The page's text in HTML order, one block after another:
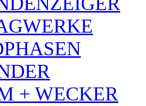
+ WECKER